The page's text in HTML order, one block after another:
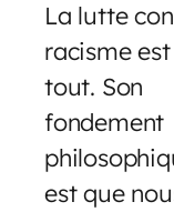
La lutte
racisme
tout. Son
fondement
est que